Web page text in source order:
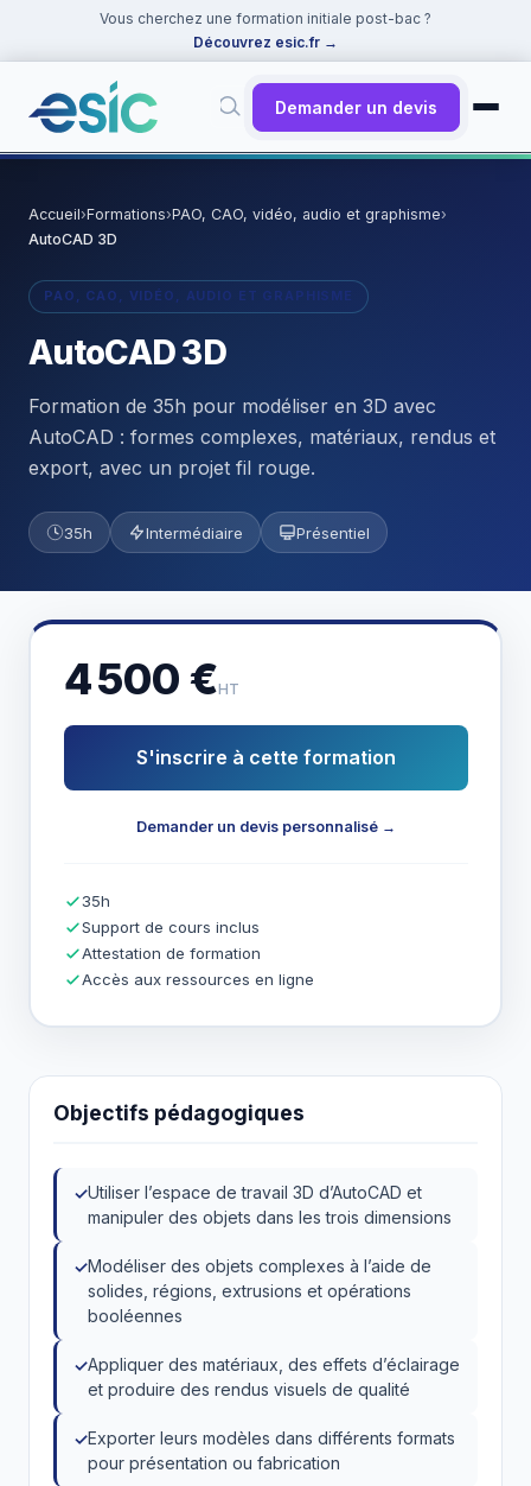
Vous cherchez une formation initiale post-bac ?
Découvrez esic.fr →
Demander un devis
Rechercher
Docker
Accueil›Formations›PAO, CAO, vidéo, audio et graphisme›
AutoCAD 3D
PAO, CAO, VIDÉO, AUDIO ET GRAPHISME
AutoCAD 3D
Formation de 35h pour modéliser en 3D avec
AutoCAD : formes complexes, matériaux, rendus et
export, avec un projet fil rouge.
35h Intermédiaire Présentiel
Objectifs pédagogiques
Utiliser l’espace de travail 3D d’AutoCAD et
manipuler des objets dans les trois dimensions
Modéliser des objets complexes à l’aide de
solides, régions, extrusions et opérations
booléennes
Appliquer des matériaux, des effets d’éclairage
et produire des rendus visuels de qualité
Exporter leurs modèles dans différents formats
pour présentation ou fabrication
4 500 €HT
S'inscrire à cette formation
Demander un devis personnalisé →
35h
Support de cours inclus
Attestation de formation
Accès aux ressources en ligne